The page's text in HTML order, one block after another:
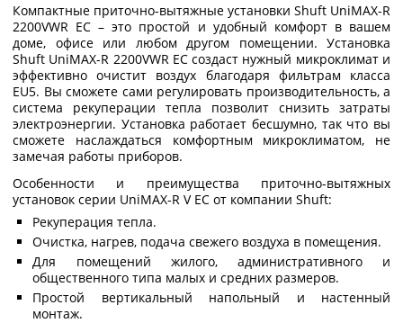
Компактные приточно-вытяжные установки Shuft UniMAX-R
2200VWR EC – это простой и удобный комфорт в вашем
доме, офисе или любом другом помещении. Установка
Shuft UniMAX-R 2200VWR EC создаст нужный микроклимат и
эффективно очистит воздух благодаря фильтрам класса
EU5. Вы сможете сами регулировать производительность, а
система рекуперации тепла позволит снизить затраты
электроэнергии. Установка работает бесшумно, так что вы
сможете наслаждаться комфортным микроклиматом, не
замечая работы приборов.
Особенности и преимущества приточно-вытяжных
установок серии UniMAX-R V EC от компании Shuft:
Рекуперация тепла.
Очистка, нагрев, подача свежего воздуха в помещения.
Для помещений жилого, административного и
общественного типа малых и средних размеров.
Простой вертикальный напольный и настенный
монтаж.